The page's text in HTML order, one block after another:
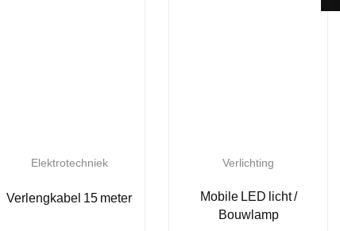
Elektrotechniek
Verlengkabel 15 meter
Verlichting
Mobile LED licht /
Bouwlamp